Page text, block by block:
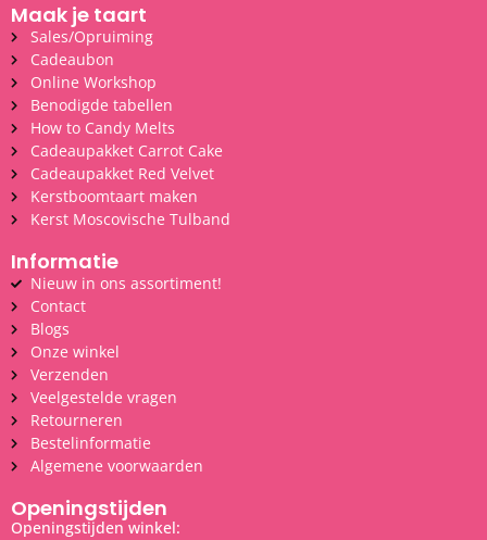
Maak je taart
Sales/Opruiming
Cadeaubon
Online Workshop
Benodigde tabellen
How to Candy Melts
Cadeaupakket Carrot Cake
Cadeaupakket Red Velvet
Kerstboomtaart maken
Kerst Moscovische Tulband
Informatie
Nieuw in ons assortiment!
Contact
Blogs
Onze winkel
Verzenden
Veelgestelde vragen
Retourneren
Bestelinformatie
Algemene voorwaarden
Openingstijden
Openingstijden winkel: